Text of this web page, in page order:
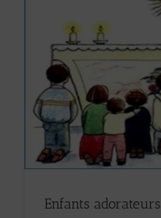
Enfants adorateurs